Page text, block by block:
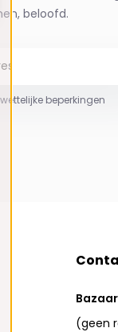
beloofd.
beperkingen
(geen